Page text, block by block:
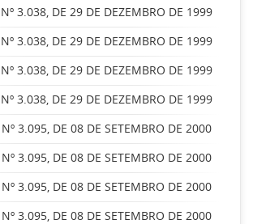
3.038, DE 29 DE DEZEMBRO DE 1999
3.038, DE 29 DE DEZEMBRO DE 1999
3.038, DE 29 DE DEZEMBRO DE 1999
3.038, DE 29 DE DEZEMBRO DE 1999
3.095, DE 08 DE SETEMBRO DE 2000
3.095, DE 08 DE SETEMBRO DE 2000
3.095, DE 08 DE SETEMBRO DE 2000
3.095, DE 08 DE SETEMBRO DE 2000